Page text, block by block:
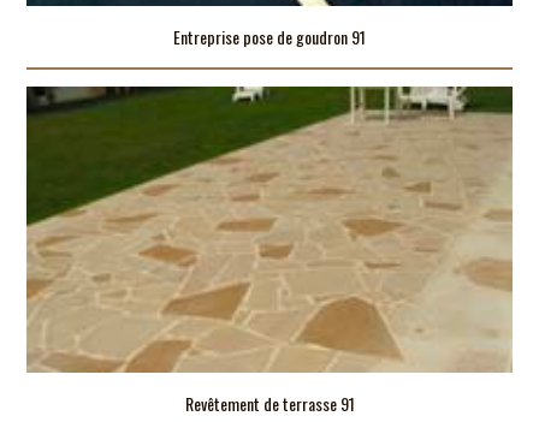
Entreprise pose de goudron 91
Revêtement de terrasse 91